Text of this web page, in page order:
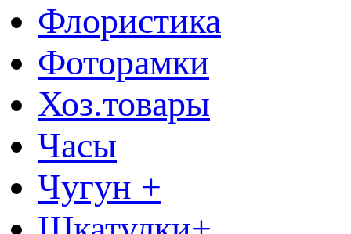
Флористика
Фоторамки
Хоз.товары
Часы
Чугун +